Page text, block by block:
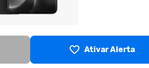
Ativar Alerta